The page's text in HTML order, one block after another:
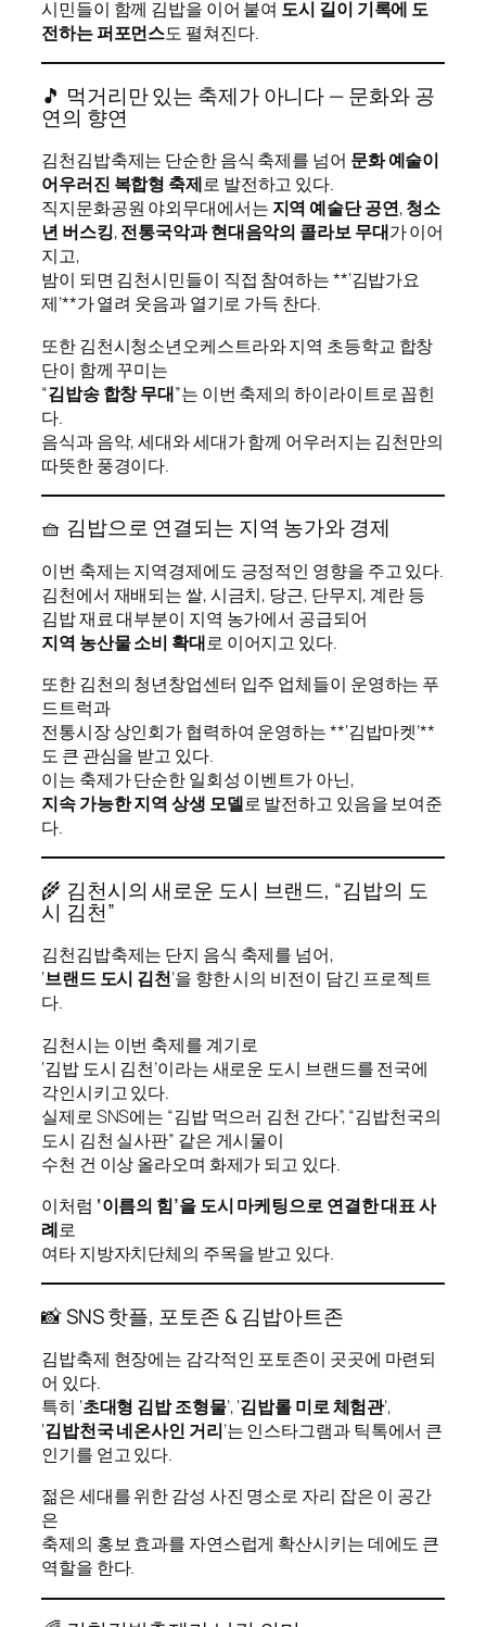
시민들이 함께 김밥을 이어 붙여 도시 길이 기록에 도
전하는 퍼포먼스도 펼쳐진다.
🎵 먹거리만 있는 축제가 아니다 — 문화와 공
연의 향연
김천김밥축제는 단순한 음식 축제를 넘어 문화 예술이
어우러진 복합형 축제로 발전하고 있다.
직지문화공원 야외무대에서는 지역 예술단 공연,청소
년 버스킹,전통국악과 현대음악의 콜라보 무대가 이어
지고,
밤이 되면 김천시민들이 직접 참여하는 **‘김밥가요
제’**가 열려 웃음과 열기로 가득 찬다.
또한 김천시청소년오케스트라와 지역 초등학교 합창
단이 함께 꾸미는
“김밥송 합창 무대”는 이번 축제의 하이라이트로 꼽힌
다.
음식과 음악, 세대와 세대가 함께 어우러지는 김천만의
따뜻한 풍경이다.
🧺 김밥으로 연결되는 지역 농가와 경제
이번 축제는 지역경제에도 긍정적인 영향을 주고 있다.
김천에서 재배되는 쌀, 시금치, 당근, 단무지, 계란 등
김밥 재료 대부분이 지역 농가에서 공급되어
지역 농산물 소비 확대로 이어지고 있다.
또한 김천의 청년창업센터 입주 업체들이 운영하는 푸
드트럭과
전통시장 상인회가 협력하여 운영하는 **‘김밥마켓’**
도 큰 관심을 받고 있다.
이는 축제가 단순한 일회성 이벤트가 아닌,
지속 가능한 지역 상생 모델로 발전하고 있음을 보여준
다.
🌾 김천시의 새로운 도시 브랜드, “김밥의 도
시 김천”
김천김밥축제는 단지 음식 축제를 넘어,
‘브랜드 도시 김천’을 향한 시의 비전이 담긴 프로젝트
다.
김천시는 이번 축제를 계기로
‘김밥 도시 김천’이라는 새로운 도시 브랜드를 전국에
각인시키고 있다.
실제로 SNS에는 “김밥 먹으러 김천 간다”, “김밥천국의
도시 김천 실사판” 같은 게시물이
수천 건 이상 올라오며 화제가 되고 있다.
이처럼 ‘이름의 힘’을 도시 마케팅으로 연결한 대표 사
례로
여타 지방자치단체의 주목을 받고 있다.
📸 SNS 핫플, 포토존 & 김밥아트존
김밥축제 현장에는 감각적인 포토존이 곳곳에 마련되
어 있다.
특히 ‘초대형 김밥 조형물’, ‘김밥롤 미로 체험관’,
‘김밥천국 네온사인 거리’는 인스타그램과 틱톡에서 큰
인기를 얻고 있다.
젊은 세대를 위한 감성 사진 명소로 자리 잡은 이 공간
은
축제의 홍보 효과를 자연스럽게 확산시키는 데에도 큰
역할을 한다.